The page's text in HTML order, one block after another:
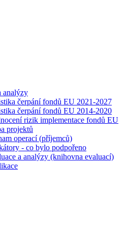
analýzy
čerpání fondů EU 2021-2027
čerpání fondů EU 2014-2020
rizik implementace fondů EU
projektů
operací (příjemců)
- co bylo podpořeno
a analýzy (knihovna evaluací)